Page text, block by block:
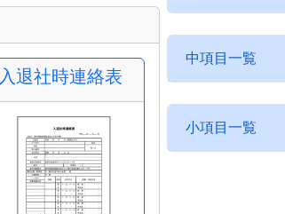
入退社時連絡表
中項目一覧
小項目一覧